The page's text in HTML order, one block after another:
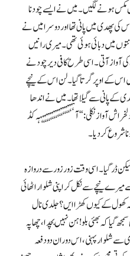
مکس ہونے لگیں۔ میں نے ایسے چودنا
کی پھدی میں پانی تھا اور دوسرا میں نے
میں دبائی ہوئی تھی۔ میری رانیں
آواز آتی۔ اسی طرح کافی دیر چودنے
اس کے اوپر گرتا گیا۔ لن اس کے نیچے
کے پانی سے گیلا تھا۔ میں نے اندھا
آواز نکلی: “آہہہہہہہہہہہہہہہہہہہہ کڈ
شروع کر دیا ۔
لیکن ڈر گیا۔ اسی وقت زور زور سے دروازہ
نیچے سے نکل کر اپنی شلوار اٹھائی
کھول کے کیوں کھڑا ایں؟ جلدی نال
گیا کہ بھئی بلو! ہن نہیں بچدا، چھاپہ
شلوار پہنی، اس دوران دو دفعہ